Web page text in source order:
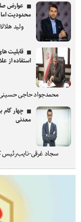
عوارض
محدودیت
ولید
قابلیت
استفاده از
محمدجواد حاجی
چهار گام
معدنی
سجاد غرقی-نایب‌رئیس